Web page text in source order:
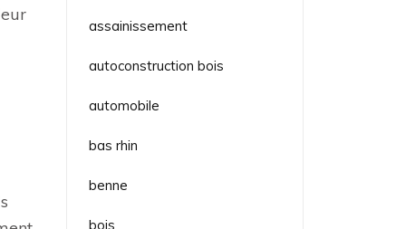
assainissement
autoconstruction bois
automobile
bas rhin
benne
bois